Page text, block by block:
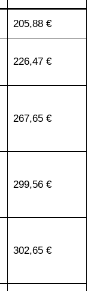
205,88 €
226,47 €
267,65 €
299,56 €
302,65 €